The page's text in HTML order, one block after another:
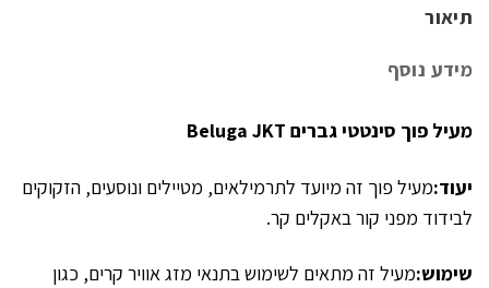
תיאור
מידע נוסף
מעיל פוך סינטטי גברים Beluga JKT
יעוד:מעיל פוך זה מיועד לתרמילאים, מטיילים ונוסעים, הזקוקים
לבידוד מפני קור באקלים קר.
שימוש:מעיל זה מתאים לשימוש בתנאי מזג אוויר קרים, כגון